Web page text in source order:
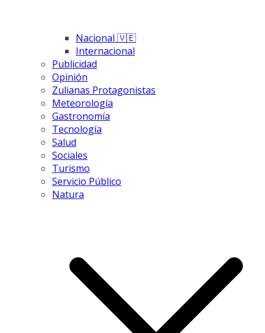
Nacional 🇻🇪
Internacional
Publicidad
Opinión
Zulianas Protagonistas
Meteorología
Gastronomía
Tecnología
Salud
Sociales
Turismo
Servicio Público
Natura